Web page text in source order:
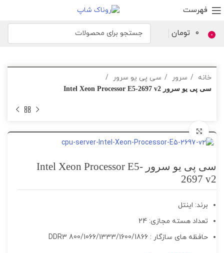
فهرست
0 ۰ تومان
خانه سرور سی پی یو سرور
سی پی یو سرور Intel Xeon Processor E5-2697 v2
برای بزرگنمایی کلیک کنید
سی پی یو سرور Intel Xeon Processor E5-
2697 v2
برند: اینتل
تعداد هسته مجازی: 24
حافظه های سازگار : DDR3 800/1066/1333/1600/1866